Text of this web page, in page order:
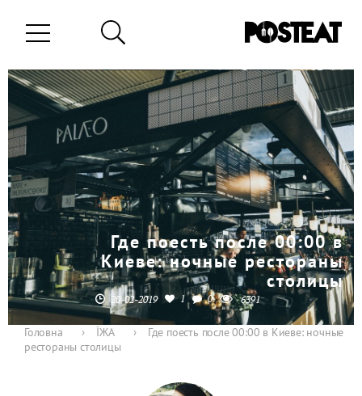
Где поесть после 00:00 в
Киеве: ночные рестораны
столицы
20-02-2019 1 0 6391
Головна › ЇЖА ›
Где поесть после 00:00 в Киеве: ночные
рестораны столицы